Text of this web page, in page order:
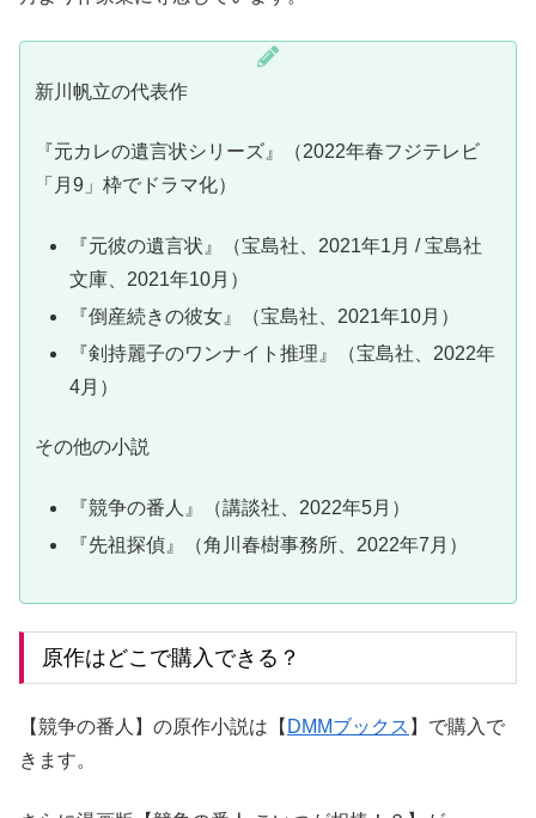
新川帆立の代表作
『元カレの遺言状シリーズ』（2022年春フジテレビ
「月9」枠でドラマ化）
『元彼の遺言状』（宝島社、2021年1月 / 宝島社
文庫、2021年10月）
『倒産続きの彼女』（宝島社、2021年10月）
『剣持麗子のワンナイト推理』（宝島社、2022年
4月）
その他の小説
『競争の番人』（講談社、2022年5月）
『先祖探偵』（角川春樹事務所、2022年7月）
原作はどこで購入できる？
【競争の番人】の原作小説は【 DMMブックス 】で購入で
きます。